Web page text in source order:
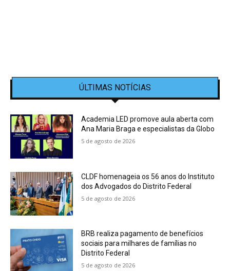
ÚLTIMAS NOTÍCIAS
Academia LED promove aula aberta com
Ana Maria Braga e especialistas da Globo
5 de agosto de 2026
CLDF homenageia os 56 anos do Instituto
dos Advogados do Distrito Federal
5 de agosto de 2026
BRB realiza pagamento de benefícios
sociais para milhares de famílias no
Distrito Federal
5 de agosto de 2026